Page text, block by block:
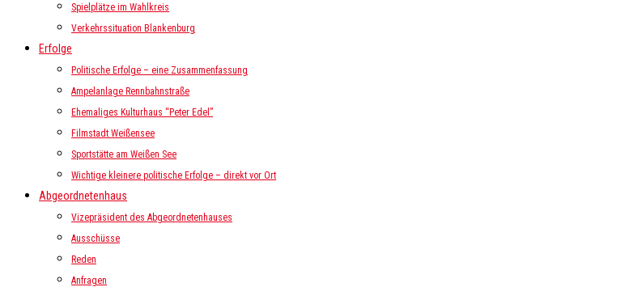
Spielplätze im Wahlkreis
Verkehrssituation Blankenburg
Erfolge
Politische Erfolge – eine Zusammenfassung
Ampelanlage Rennbahnstraße
Ehemaliges Kulturhaus “Peter Edel”
Filmstadt Weißensee
Sportstätte am Weißen See
Wichtige kleinere politische Erfolge – direkt vor Ort
Abgeordnetenhaus
Vizepräsident des Abgeordnetenhauses
Ausschüsse
Reden
Anfragen